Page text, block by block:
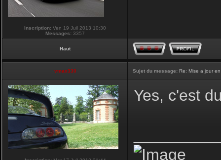
Inscription: Ven 19 Juil 2013 10:30
Messages: 3357
Haut
vmax330 Sujet du message: Re: Mise a jour
Yes, c'est